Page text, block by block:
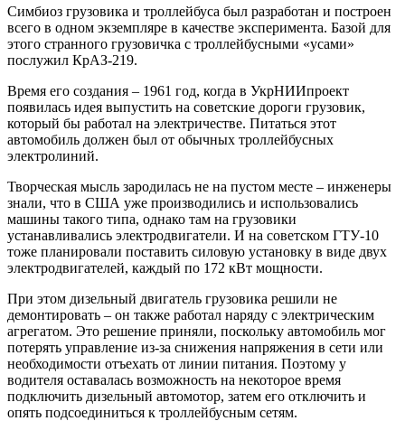
Симбиоз грузовика и троллейбуса был разработан и построен
всего в одном экземпляре в качестве эксперимента. Базой для
этого странного грузовичка с троллейбусными «усами»
послужил КрАЗ-219.
Время его создания – 1961 год, когда в УкрНИИпроект
появилась идея выпустить на советские дороги грузовик,
который бы работал на электричестве. Питаться этот
автомобиль должен был от обычных троллейбусных
электролиний.
Творческая мысль зародилась не на пустом месте – инженеры
знали, что в США уже производились и использовались
машины такого типа, однако там на грузовики
устанавливались электродвигатели. И на советском ГТУ-10
тоже планировали поставить силовую установку в виде двух
электродвигателей, каждый по 172 кВт мощности.
При этом дизельный двигатель грузовика решили не
демонтировать – он также работал наряду с электрическим
агрегатом. Это решение приняли, поскольку автомобиль мог
потерять управление из-за снижения напряжения в сети или
необходимости отъехать от линии питания. Поэтому у
водителя оставалась возможность на некоторое время
подключить дизельный автомотор, затем его отключить и
опять подсоединиться к троллейбусным сетям.